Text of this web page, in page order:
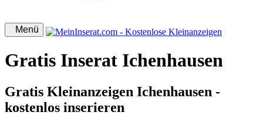
Menü
Gratis Inserat Ichenhausen
Gratis Kleinanzeigen Ichenhausen -
kostenlos inserieren